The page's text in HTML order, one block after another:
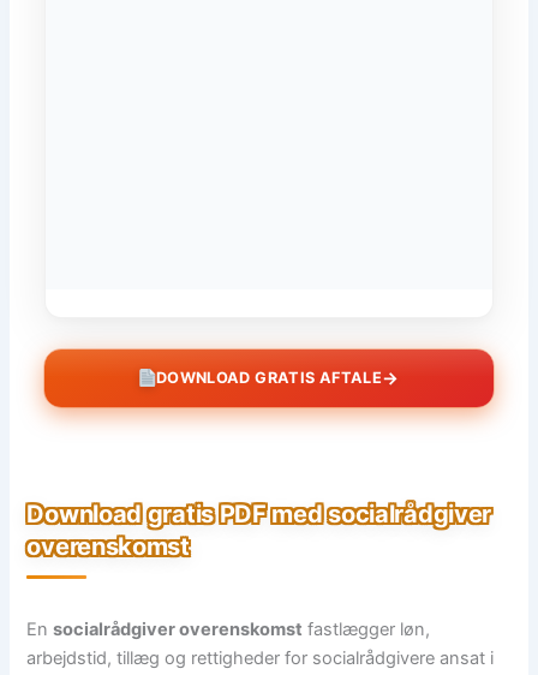
DOWNLOAD GRATIS AFTALE→
Download gratis PDF med socialrådgiver
overenskomst
Ensocialrådgiver overenskomst fastlægger løn,
arbejdstid, tillæg og rettigheder for socialrådgivere ansat i